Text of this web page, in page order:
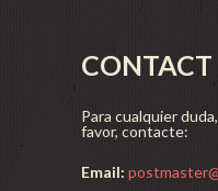
Para cualquier
favor, contacte:
Email: